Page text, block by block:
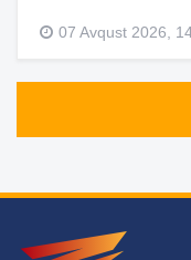
07 Avqust 2026,